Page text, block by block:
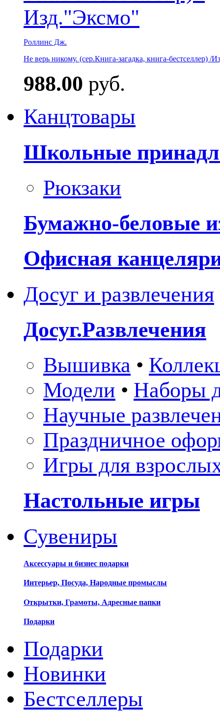
Роллинс Дж.
Не верь никому. (сер.Книга-загадка, книга-бестселлер) /
988.00 руб.
Канцтовары
Школьные
Рюкзаки
Бумажно-беловые
Офисная
Досуг и развлечения
Досуг.Развлечения
Вышивка •
Модели • Наборы
Научные
Праздничное
Игры для
Настольные игры
Сувениры
Аксессуары и бизнес подарки
Интерьер, Посуда, Народные промыслы
Открытки, Грамоты, Адресные папки
Подарки
Подарки
Новинки
Бестселлеры